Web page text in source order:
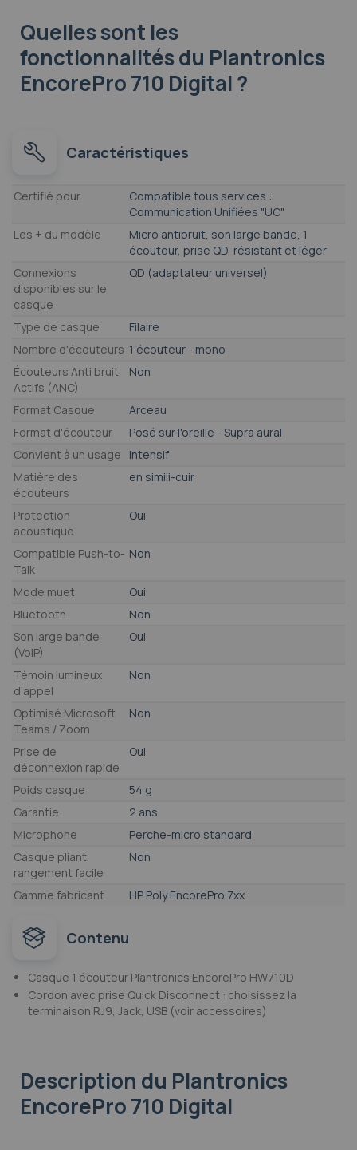
Quelles sont les
fonctionnalitésdu Plantronics
EncorePro 710 Digital ?
Caractéristiques
Caractéristiques
Certifié pour
Compatible tous services :
Communication Unifiées "UC"
Les + du modèle
Micro antibruit, son large bande, 1
écouteur, prise QD, résistant et léger
Connexions
disponibles sur le
casque
QD (adaptateur universel)
Type de casque
Filaire
Nombre d'écouteurs 1 écouteur - mono
Écouteurs Anti bruit
Actifs (ANC)
Non
Format Casque
Arceau
Format d'écouteur
Posé sur l'oreille - Supra aural
Convient à un usage
Intensif
Matière des
écouteurs
en simili-cuir
Protection
acoustique
Oui
Compatible Push-to-
Talk
Non
Mode muet
Oui
Bluetooth
Non
Son large bande
(VoIP)
Oui
Témoin lumineux
d'appel
Non
Optimisé Microsoft
Teams / Zoom
Non
Prise de
déconnexion rapide
Oui
Poids casque
54 g
Garantie
2 ans
Microphone
Perche-micro standard
Casque pliant,
rangement facile
Non
Gamme fabricant HP Poly EncorePro 7xx
Contenu
Casque 1 écouteur Plantronics EncorePro HW710D
Cordon avec prise Quick Disconnect : choisissez la
terminaison RJ9, Jack, USB (voir accessoires)
Description du Plantronics
EncorePro 710 Digital